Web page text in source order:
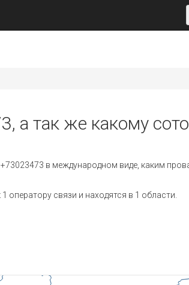
а так же какому
в международном виде, каким
связи и находятся в 1 области.